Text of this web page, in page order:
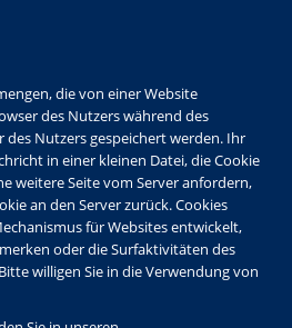
die von einer Website
des Nutzers während des
des Nutzers gespeichert werden. Ihr
in einer kleinen Datei, die Cookie
weitere Seite vom Server anfordern,
an den Server zurück. Cookies
für Websites entwickelt,
oder die Surfaktivitäten des
willigen Sie in die Verwendung von
sonstige Kurse